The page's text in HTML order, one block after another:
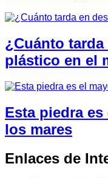
¿Cuánto
plástico en el
Esta piedra
los mares
Enlaces de